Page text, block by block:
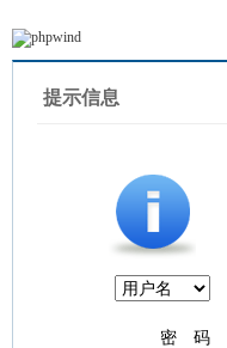
提示信息
密 码